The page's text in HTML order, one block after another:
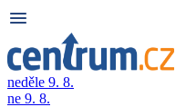
neděle 9. 8.
ne 9. 8.